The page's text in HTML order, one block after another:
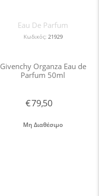
Eau De Parfum
Κωδικός: 21929
Givenchy Organza Eau de
Parfum 50ml
€79,50
Μη Διαθέσιμο